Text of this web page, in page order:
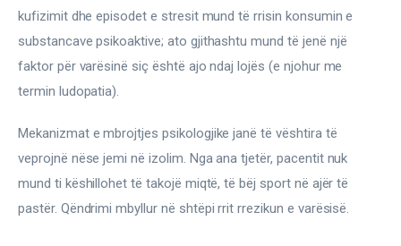
Psikologji
Regjim ushqimor
COVID-19
Semundjet e zemres
kufizimit dhe episodet e stresit mund të rrisin konsumin e
substancave psikoaktive; ato gjithashtu mund të jenë një
faktor për varësinë siç është ajo ndaj lojës (e njohur me
termin ludopatia).
Mekanizmat e mbrojtjes psikologjike janë të vështira të
veprojnë nëse jemi në izolim. Nga ana tjetër, pacentit nuk
mund ti këshillohet të takojë miqtë, të bëj sport në ajër të
pastër. Qëndrimi mbyllur në shtëpi rrit rrezikun e varësisë.